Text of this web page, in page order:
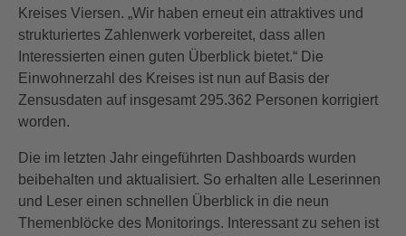
Kreises Viersen. „Wir haben erneut ein attraktives und
strukturiertes Zahlenwerk vorbereitet, dass allen
Interessierten einen guten Überblick bietet.“ Die
Einwohnerzahl des Kreises ist nun auf Basis der
Zensusdaten auf insgesamt 295.362 Personen korrigiert
worden.
Die im letzten Jahr eingeführten Dashboards wurden
beibehalten und aktualisiert. So erhalten alle Leserinnen
und Leser einen schnellen Überblick in die neun
Themenblöcke des Monitorings. Interessant zu sehen ist